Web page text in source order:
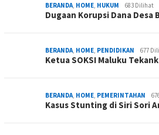
BERANDA HOME HUKUM 683 Dilihat
Dugaan Korupsi Dana
BERANDA HOME PENDIDIKAN 677
Ketua SOKSI Maluku
BERANDA HOME PEMERINTAHAN
Kasus Stunting di Siri Sori